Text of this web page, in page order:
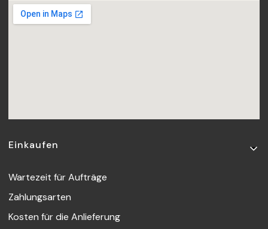
Fußzeilenmenü
Einkaufen
Wartezeit für Aufträge
Zahlungsarten
Kosten für die Anlieferung